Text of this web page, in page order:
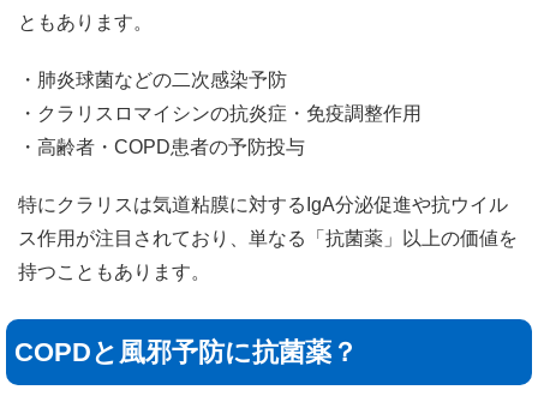
ともあります。
・肺炎球菌などの二次感染予防
・クラリスロマイシンの抗炎症・免疫調整作用
・高齢者・COPD患者の予防投与
特にクラリスは気道粘膜に対するIgA分泌促進や抗ウイル
ス作用が注目されており、単なる「抗菌薬」以上の価値を
持つこともあります。
COPDと風邪予防に抗菌薬？